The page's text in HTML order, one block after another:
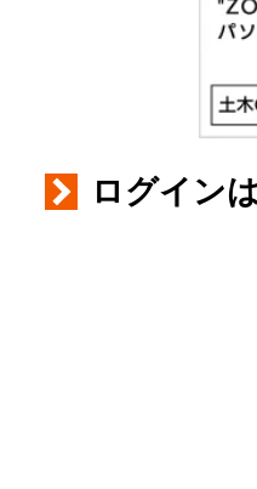
ログイン